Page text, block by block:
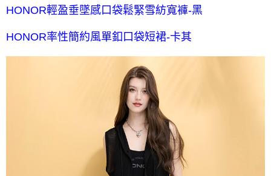
宅配送到家-訂單滿 $2000 元即享免運服務-未滿則另收 $120 元物
每筆NT$120，滿NT$2,000(含以上)免運費
HONOR輕盈垂墜感口袋鬆緊雪紡寬褲-黑
HONOR率性簡約風單釦口袋短裙-卡其